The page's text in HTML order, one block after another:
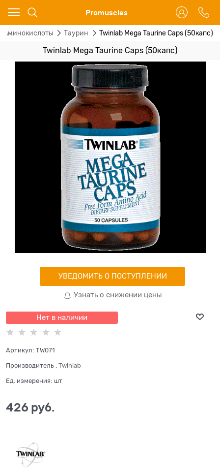
Promuscles
Аминокислоты Таурин Twinlab Mega Taurine Caps (50капс)
Twinlab Mega Taurine Caps (50капс)
УВЕДОМИТЬ О ПОСТУПЛЕНИИ
Узнать о снижении цены
Нет в наличии
Артикул: TW071
Производитель : Twinlab
Ед. измерения: шт
426 руб.
Ваш город - Москва,
угадали?
ДА НЕТ